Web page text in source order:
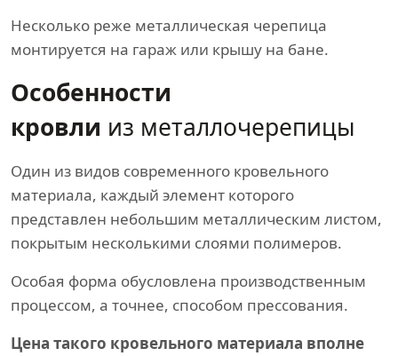
Несколько реже металлическая черепица
монтируется на гараж или крышу на бане.
Особенности
кровли из металлочерепицы
Один из видов современного кровельного
материала, каждый элемент которого
представлен небольшим металлическим листом,
покрытым несколькими слоями полимеров.
Особая форма обусловлена производственным
процессом, а точнее, способом прессования.
Цена такого кровельного материала вполне